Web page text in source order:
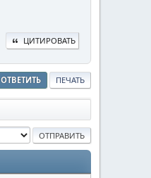
ЦИТИРОВАТЬ
ОТВЕТИТЬ ПЕЧАТЬ